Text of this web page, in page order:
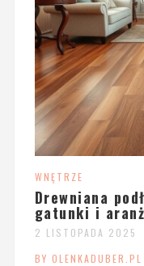
WNĘTRZE
Drewniana
gatunki i
2 LISTOPADA 2025
BY OLENKADUBER.PL